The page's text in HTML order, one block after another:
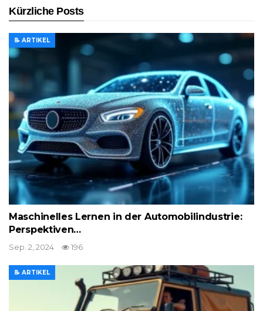
Kürzliche Posts
📝 ARTIKEL
Maschinelles Lernen in der Automobilindustrie:
Perspektiven…
Sep. 2, 2024 196
📝 ARTIKEL